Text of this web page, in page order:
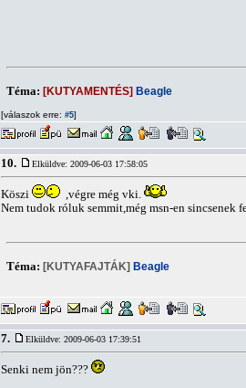
Téma: [KUTYAMENTÉS] Beagle
[válaszok erre: #5]
10. Elküldve: 2009-06-03 17:58:05
Köszi
,végre még vki.
Nem tudok róluk semmit,még msn-en sincsenek
Téma: [KUTYAFAJTÁK] Beagle
7. Elküldve: 2009-06-03 17:39:51
Senki nem jön???